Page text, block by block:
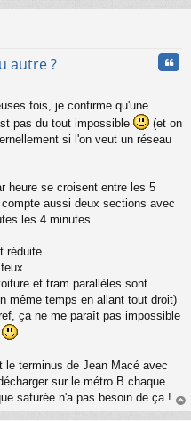
autre ?
fois, je confirme qu'une
pas du tout impossible
(et on
si l'on veut un réseau
heure se croisent entre les 5
aussi deux sections avec
les 4 minutes.
réduite
et tram parallèles sont
même temps en allant tout droit)
ça ne me paraît pas impossible
le terminus de Jean Macé avec
sur le métro B chaque
saturée n'a pas besoin de ça !
au